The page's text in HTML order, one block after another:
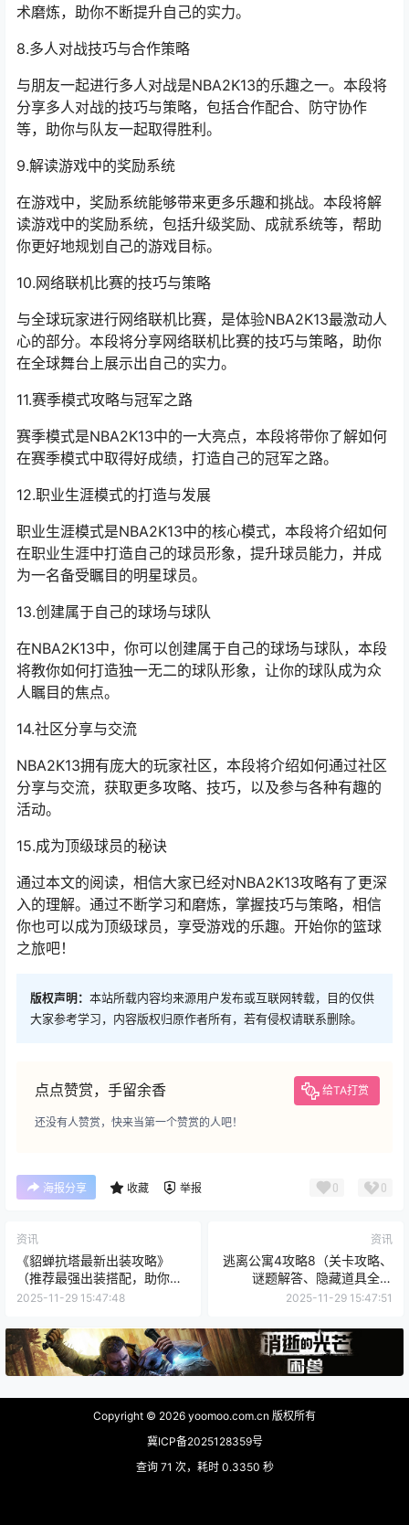
术磨炼，助你不断提升自己的实力。
8.多人对战技巧与合作策略
与朋友一起进行多人对战是NBA2K13的乐趣之一。本段将
分享多人对战的技巧与策略，包括合作配合、防守协作
等，助你与队友一起取得胜利。
9.解读游戏中的奖励系统
在游戏中，奖励系统能够带来更多乐趣和挑战。本段将解
读游戏中的奖励系统，包括升级奖励、成就系统等，帮助
你更好地规划自己的游戏目标。
10.网络联机比赛的技巧与策略
与全球玩家进行网络联机比赛，是体验NBA2K13最激动人
心的部分。本段将分享网络联机比赛的技巧与策略，助你
在全球舞台上展示出自己的实力。
11.赛季模式攻略与冠军之路
赛季模式是NBA2K13中的一大亮点，本段将带你了解如何
在赛季模式中取得好成绩，打造自己的冠军之路。
12.职业生涯模式的打造与发展
职业生涯模式是NBA2K13中的核心模式，本段将介绍如何
在职业生涯中打造自己的球员形象，提升球员能力，并成
为一名备受瞩目的明星球员。
13.创建属于自己的球场与球队
在NBA2K13中，你可以创建属于自己的球场与球队，本段
将教你如何打造独一无二的球队形象，让你的球队成为众
人瞩目的焦点。
14.社区分享与交流
NBA2K13拥有庞大的玩家社区，本段将介绍如何通过社区
分享与交流，获取更多攻略、技巧，以及参与各种有趣的
活动。
15.成为顶级球员的秘诀
通过本文的阅读，相信大家已经对NBA2K13攻略有了更深
入的理解。通过不断学习和磨炼，掌握技巧与策略，相信
你也可以成为顶级球员，享受游戏的乐趣。开始你的篮球
之旅吧！
版权声明： 本站所载内容均来源用户发布或互联网转载，目的仅供
大家参考学习，内容版权归原作者所有，若有侵权请联系删除。
点点赞赏，手留余香 给TA打赏
还没有人赞赏，快来当第一个赞赏的人吧！
海报分享 收藏 举报 0 0
资讯
《貂蝉抗塔最新出装攻略》
（推荐最强出装搭配，助你轻
松抗塔胜利！）
2025-11-29 15:47:48
资讯
逃离公寓4攻略8（关卡攻略、
谜题解答、隐藏道具全揭
秘！）
2025-11-29 15:47:51
Copyright © 2026 yoomoo.com.cn 版权所有
冀ICP备2025128359号
查询 71 次，耗时 0.3350 秒